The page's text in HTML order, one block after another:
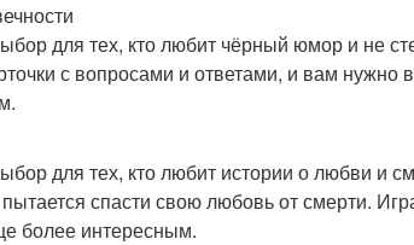
для тех, кто любит чёрный юмор и не
с вопросами и ответами, и вам
для тех, кто любит истории о любви и
спасти свою любовь от смерти.
более интересным.